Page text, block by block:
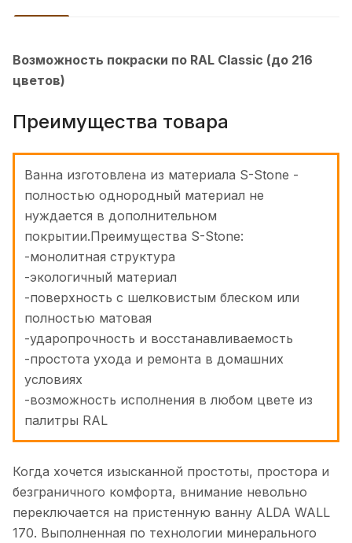
Возможность покраски по RAL Classic (до 216
цветов)
Преимущества товара
Ванна изготовлена из материала S-Stone -
полностью однородный материал не
нуждается в дополнительном
покрытии.Преимущества S-Stone:
-монолитная структура
-экологичный материал
-поверхность с шелковистым блеском или
полностью матовая
-ударопрочность и восстанавливаемость
-простота ухода и ремонта в домашних
условиях
-возможность исполнения в любом цвете из
палитры RAL
Когда хочется изысканной простоты, простора и
безграничного комфорта, внимание невольно
переключается на пристенную ванну ALDA WALL
170. Выполненная по технологии минерального